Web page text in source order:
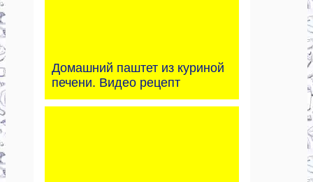
Домашний паштет из куриной
печени. Видео рецепт